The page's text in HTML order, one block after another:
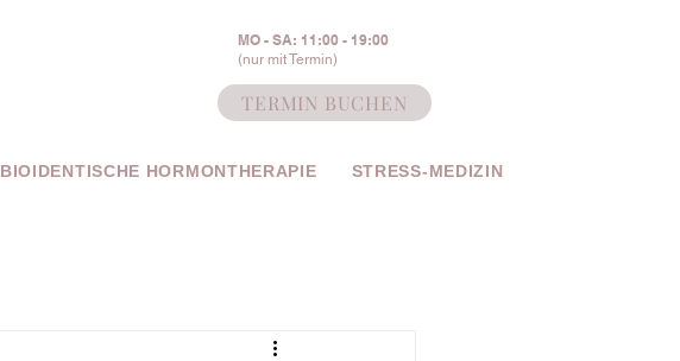
BIOIDENTISCHE HORMONTHERAPIE STRESS-MEDIZIN
MO - SA: 11:00 - 19:00
(nur mit Termin)
TERMIN BUCHEN